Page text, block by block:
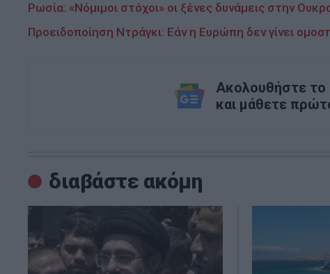
Ρωσία: «Νόμιμοι στόχοι» οι ξένες δυνάμεις στην
Προειδοποίηση Ντράγκι: Εάν η Ευρώπη δεν γίνει
Ακολουθήστε
και μάθετε
διαβάστε ακόμη